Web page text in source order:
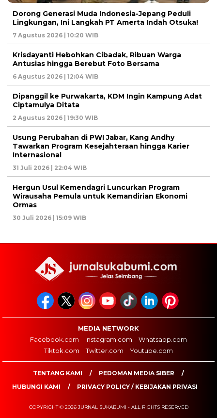
Dorong Generasi Muda Indonesia-Jepang Peduli
Lingkungan, Ini Langkah PT Amerta Indah Otsuka!
7 Agustus 2026 | 10:20 WIB
Krisdayanti Hebohkan Cibadak, Ribuan Warga
Antusias hingga Berebut Foto Bersama
6 Agustus 2026 | 12:04 WIB
Dipanggil ke Purwakarta, KDM Ingin Kampung Adat
Ciptamulya Ditata
2 Agustus 2026 | 19:30 WIB
Usung Perubahan di PWI Jabar, Kang Andhy
Tawarkan Program Kesejahteraan hingga Karier
Internasional
31 Juli 2026 | 22:04 WIB
Hergun Usul Kemendagri Luncurkan Program
Wirausaha Pemula untuk Kemandirian Ekonomi
Ormas
30 Juli 2026 | 15:09 WIB
MEDIA NETWORK
Facebook.com
Instagram.com
Whatsapp.com
Tiktok.com
Twitter.com Youtube.com
TENTANG KAMI
PEDOMAN MEDIA SIBER
HUBUNGI KAMI
PRIVACY POLICY / KEBIJAKAN PRIVASI
COPYRIGHT © 2026 JURNAL SUKABUMI - ALL RIGHTS RESERVED